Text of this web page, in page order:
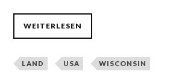
WEITERLESEN
LAND USA WISCONSIN